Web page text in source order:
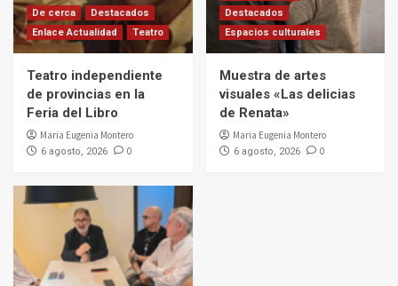
De cerca
Destacados
Enlace Actualidad
Teatro
Teatro independiente
de provincias en la
Feria del Libro
Maria Eugenia Montero
6 agosto, 2026 0
Destacados
Espacios culturales
Muestra de artes
visuales «Las delicias
de Renata»
Maria Eugenia Montero
6 agosto, 2026 0